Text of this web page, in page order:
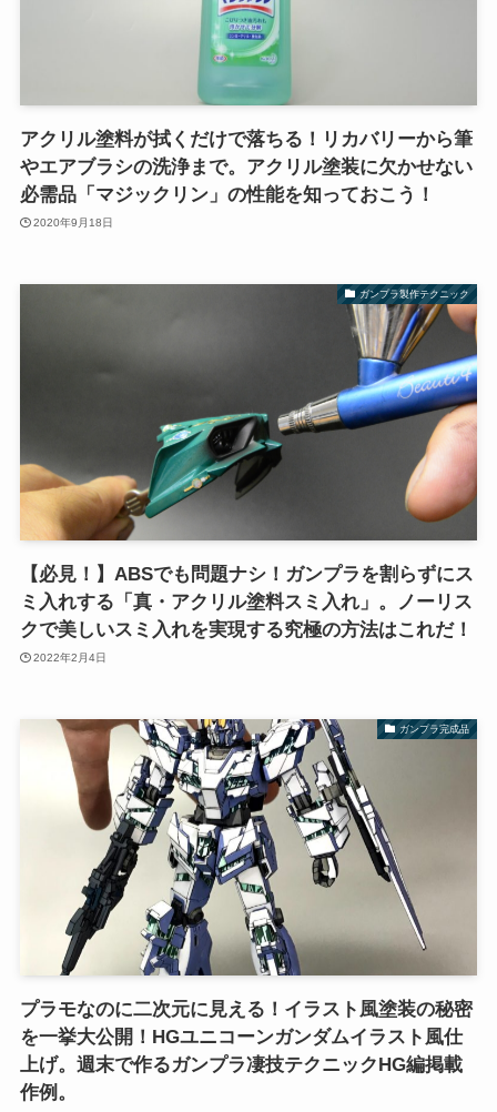
アクリル塗料が拭くだけで落ちる！リカバリーから筆
やエアブラシの洗浄まで。アクリル塗装に欠かせない
必需品「マジックリン」の性能を知っておこう！
2020年9月18日
ガンプラ製作テクニック
【必見！】ABSでも問題ナシ！ガンプラを割らずにス
ミ入れする「真・アクリル塗料スミ入れ」。ノーリス
クで美しいスミ入れを実現する究極の方法はこれだ！
2022年2月4日
ガンプラ完成品
プラモなのに二次元に見える！イラスト風塗装の秘密
を一挙大公開！HGユニコーンガンダムイラスト風仕
上げ。週末で作るガンプラ凄技テクニックHG編掲載
作例。